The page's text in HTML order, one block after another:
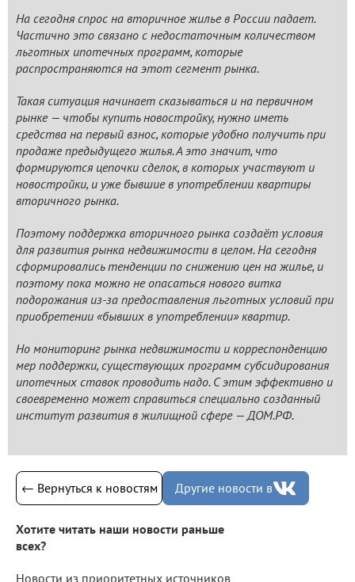
На сегодня спрос на вторичное жилье в России падает.
Частично это связано с недостаточным количеством
льготных ипотечных программ, которые
распространяются на этот сегмент рынка.
Такая ситуация начинает сказываться и на первичном
рынке — чтобы купить новостройку, нужно иметь
средства на первый взнос, которые удобно получить при
продаже предыдущего жилья. А это значит, что
формируются цепочки сделок, в которых участвуют и
новостройки, и уже бывшие в употреблении квартиры
вторичного рынка.
Поэтому поддержка вторичного рынка создаёт условия
для развития рынка недвижимости в целом. На сегодня
сформировались тенденции по снижению цен на жилье, и
поэтому пока можно не опасаться нового витка
подорожания из-за предоставления льготных условий при
приобретении «бывших в употреблении» квартир.
Но мониторинг рынка недвижимости и корреспонденцию
мер поддержки, существующих программ субсидирования
ипотечных ставок проводить надо. С этим эффективно и
своевременно может справиться специально созданный
институт развития в жилищной сфере — ДОМ.РФ.
← Вернуться к новостям Другие новости в
Хотите читать наши новости раньше
всех?
Новости из приоритетных источников